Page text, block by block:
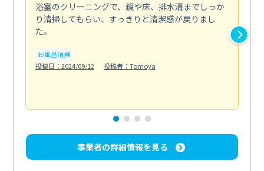
浴室のクリーニングで、鏡や床、排水溝までしっか
り清掃してもらい、すっきりと清潔感が戻りまし
た。
お風呂清掃
投稿日：2024/09/12
投稿者：Tomoya
事業者の詳細情報を見る